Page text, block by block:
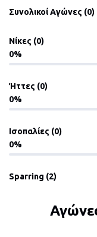
Συνολικοί Αγώνες (0)
Νίκες (0)
0
Ήττες (0)
0
Ισοπαλίες (0)
0
Sparring (2)